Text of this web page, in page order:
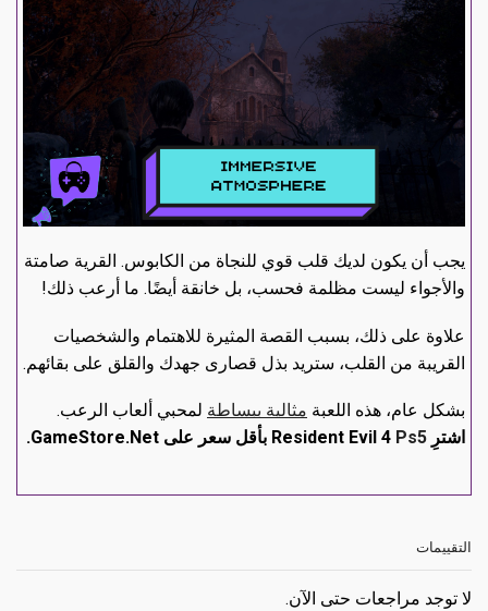
يجب أن يكون لديك قلب قوي للنجاة من الكابوس. القرية صامتة
والأجواء ليست مظلمة فحسب، بل خانقة أيضًا. ما أرعب ذلك!
علاوة على ذلك، بسبب القصة المثيرة للاهتمام والشخصيات
القريبة من القلب، ستريد بذل قصارى جهدك والقلق على بقائهم.
بشكل عام، هذه اللعبة مثالية ببساطة لمحبي ألعاب الرعب.
اشترِ Resident Evil 4 Ps5 بأقل سعر على GameStore.Net.
التقييمات
لا توجد مراجعات حتى الآن.